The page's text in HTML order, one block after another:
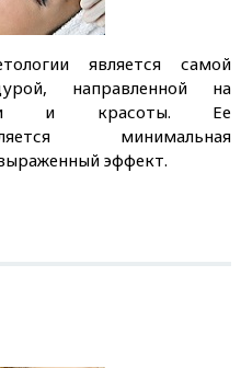
является самой
направленной на
и красоты. Ее
минимальная
эффект.